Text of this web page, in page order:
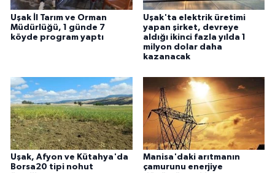
Uşak İl Tarım ve Orman
Müdürlüğü, 1 günde 7
köyde program yaptı
Uşak'ta elektrik üretimi
yapan şirket, devreye
aldığı ikinci fazla yılda 1
milyon dolar daha
kazanacak
Uşak, Afyon ve Kütahya'da
Borsa20 tipi nohut
Manisa'daki arıtmanın
çamurunu enerjiye